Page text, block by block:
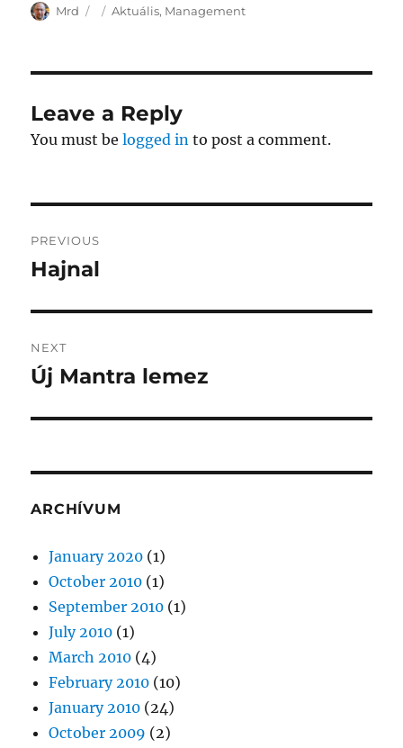
Author
Mrd
Posted
Categories
Aktuális, Management
Leave a Reply
You must belogged in to post a comment.
navigation
PREVIOUS
Previous
Hajnal
NEXT
Next
Új Mantra lemez
ARCHÍVUM
January 2020 (1)
October 2010 (1)
September 2010 (1)
July 2010 (1)
March 2010 (4)
February 2010 (10)
January 2010 (24)
October 2009 (2)